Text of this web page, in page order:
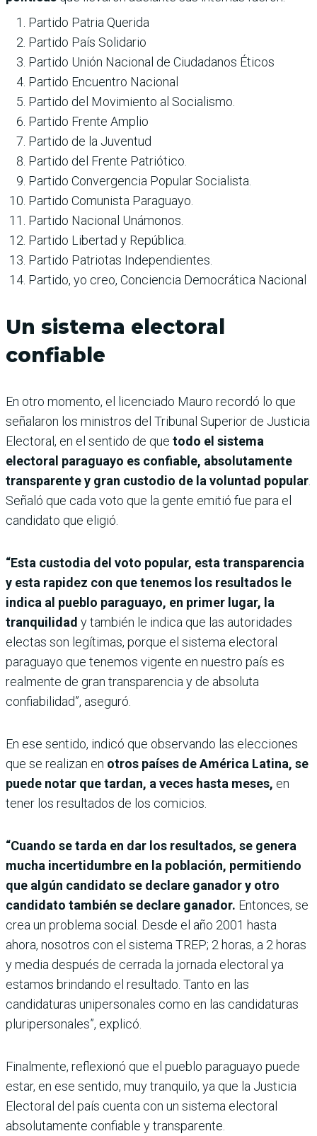
Partido Patria Querida
Partido País Solidario
Partido Unión Nacional de Ciudadanos Éticos
Partido Encuentro Nacional
Partido del Movimiento al Socialismo.
Partido Frente Amplio
Partido de la Juventud
Partido del Frente Patriótico.
Partido Convergencia Popular Socialista.
Partido Comunista Paraguayo.
Partido Nacional Unámonos.
Partido Libertad y República.
Partido Patriotas Independientes.
Partido, yo creo, Conciencia Democrática Nacional
Un sistema electoral
confiable
En otro momento, el licenciado Mauro recordó lo que
señalaron los ministros del Tribunal Superior de Justicia
Electoral, en el sentido de que todo el sistema
electoral paraguayo es confiable, absolutamente
transparente y gran custodio de la voluntad popular
Señaló que cada voto que la gente emitió fue para el
candidato que eligió.
“Esta custodia del voto popular, esta transparencia
y esta rapidez con que tenemos los resultados le
indica al pueblo paraguayo, en primer lugar, la
tranquilidad y también le indica que las autoridades
electas son legítimas, porque el sistema electoral
paraguayo que tenemos vigente en nuestro país es
realmente de gran transparencia y de absoluta
confiabilidad”, aseguró.
En ese sentido, indicó que observando las elecciones
que se realizan en otros países de América Latina, se
puede notar que tardan, a veces hasta meses, en
tener los resultados de los comicios.
“Cuando se tarda en dar los resultados, se genera
mucha incertidumbre en la población, permitiendo
que algún candidato se declare ganador y otro
candidato también se declare ganador. Entonces, se
crea un problema social. Desde el año 2001 hasta
ahora, nosotros con el sistema TREP; 2 horas, a 2 horas
y media después de cerrada la jornada electoral ya
estamos brindando el resultado. Tanto en las
candidaturas unipersonales como en las candidaturas
pluripersonales”, explicó.
Finalmente, reflexionó que el pueblo paraguayo puede
estar, en ese sentido, muy tranquilo, ya que la Justicia
Electoral del país cuenta con un sistema electoral
absolutamente confiable y transparente.